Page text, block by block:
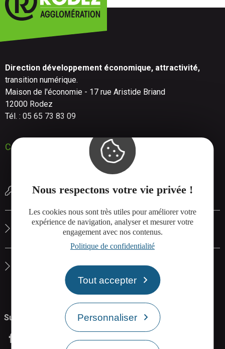
Nous respectons votre vie privée !
Les cookies nous sont très utiles pour améliorer votre
expérience de navigation, analyser et mesurer votre
engagement avec nos contenus.
Politique de confidentialité
Tout accepter
Personnaliser
Direction développement économique, attractivité,
transition numérique.
Maison de l'économie - 17 rue Aristide Briand
12000 Rodez
Tél. : 05 65 73 83 09
Contactez-nous
Réserver une salle de réunion
Le site de Rodez Agglo
La carte interactive de Rodez Agglo
Suivez-nous